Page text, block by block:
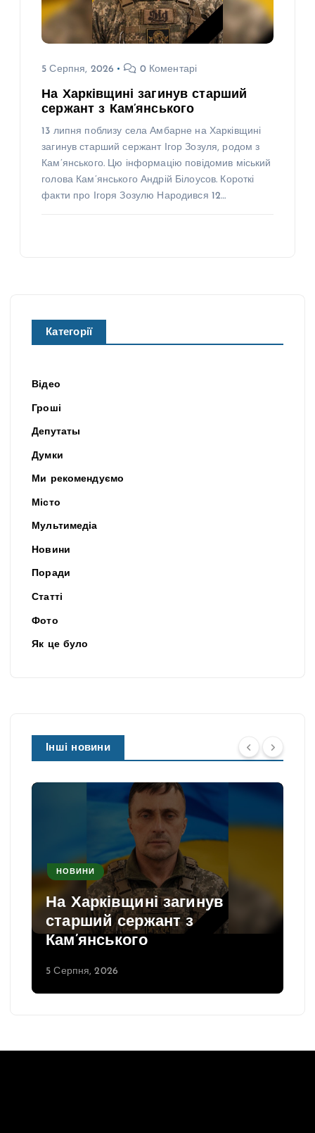
5 Серпня, 2026 0 Коментарі
На Харківщині загинув старший
сержант з Кам’янського
13 липня поблизу села Амбарне на Харківщині
загинув старший сержант Ігор Зозуля, родом з
Кам’янського. Цю інформацію повідомив міський
голова Кам’янського Андрій Білоусов. Короткі
факти про Ігоря Зозулю Народився 12…
Категорії
Відео
Гроші
Депутаты
Думки
Ми рекомендуємо
Місто
Мультимедіа
Новини
Поради
Статті
Фото
Як це було
Інші новини
НОВИНИ
На Харківщині загинув
старший сержант з
Кам’янського
5 Серпня, 2026